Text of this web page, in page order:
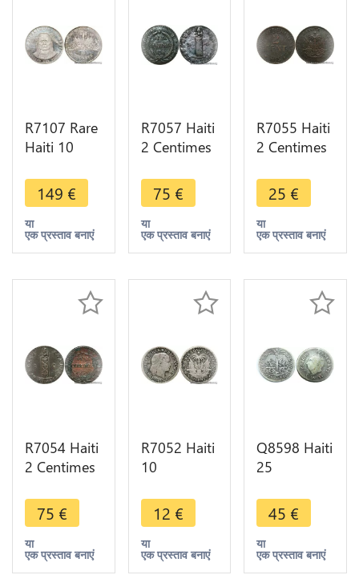
R7107 Rare
Haiti 10
Joseph Nez
Perce 1971
IC Silver
Proof ->
149 €
या
एक प्रस्ताव बनाएं
R7057 Haiti
2 Centimes
-> Make
offer
75 €
या
एक प्रस्ताव बनाएं
R7055 Haiti
2 Centimes
A Paris ->
Make offer
25 €
या
एक प्रस्ताव बनाएं
R7054 Haiti
2 Centimes
-> Make
offer
75 €
या
एक प्रस्ताव बनाएं
R7052 Haiti
10
Tiara head
1881 A
Paris Silver -
> Make
12 €
या
एक प्रस्ताव बनाएं
Q8598 Haiti
25
President
Alexandre
Pétion An
14 1817/8
45 €
या
एक प्रस्ताव बनाएं